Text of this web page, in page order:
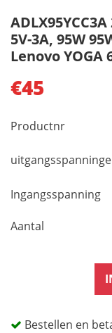
5V-3A, 95W
Lenovo YOGA
€45
Productnr
Ingangsspanning
Aantal
Bestellen en